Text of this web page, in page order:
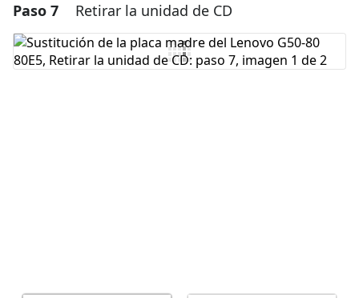
Agregar un comentario
Agregar Comentario
Paso 7 Retirar la unidad de CD